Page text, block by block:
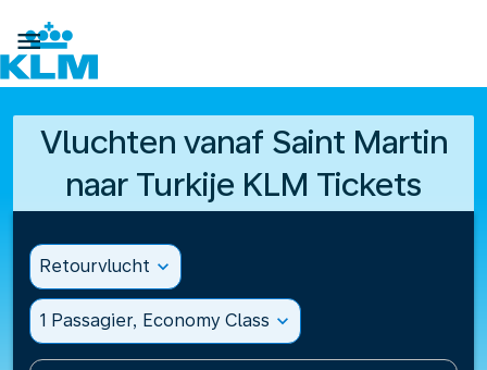

Vluchten vanaf Saint Martin
naar Turkije KLM Tickets
Retourvlucht expand_more
1 Passagier, Economy Class expand_more